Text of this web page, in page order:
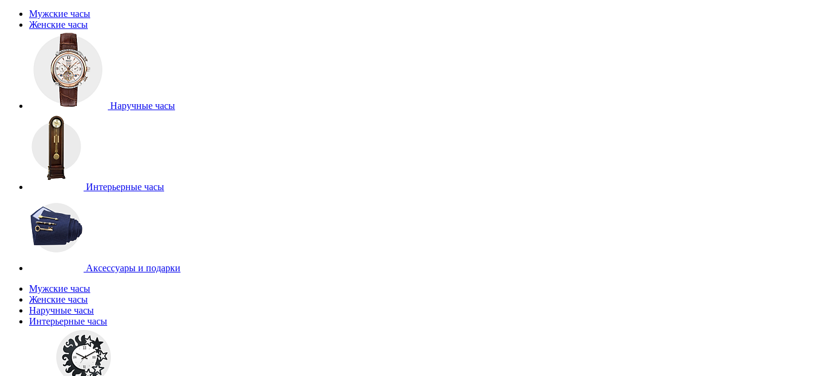
Мужские часы
Женские часы
Наручные часы
Интерьерные часы
Аксессуары и подарки
Мужские часы
Женские часы
Наручные часы
Интерьерные часы